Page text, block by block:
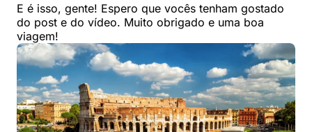
E é isso, gente! Espero que vocês tenham gostado
do post e do vídeo. Muito obrigado e uma boa
viagem!